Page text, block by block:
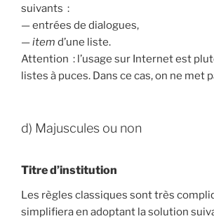
suivants :
— entrées de dialogues,
—item d’une liste.
Attention : l’usage sur Internet est
listes à puces. Dans ce cas, on ne met
d) Majuscules ou non
Titre d’institution
Les règles classiques sont très
simplifiera en adoptant la solution